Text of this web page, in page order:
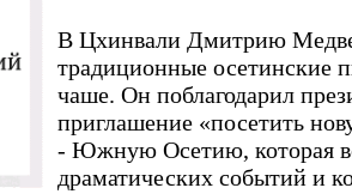
В Цхинвали Дмитрию
традиционные осетинские
чаше. Он поблагодарил
приглашение «посетить
- Южную Осетию, которая
драматических событий и